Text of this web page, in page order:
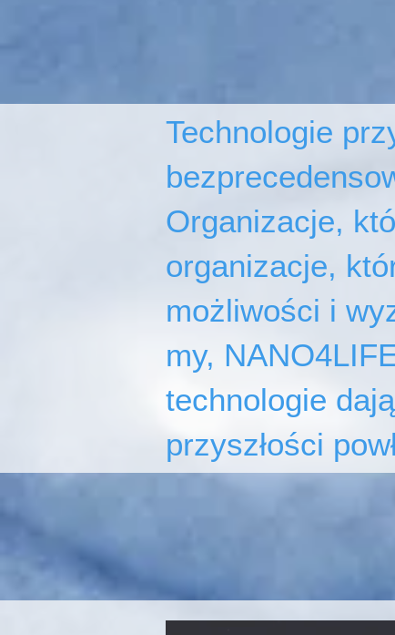
Technologie
Organizacje,
organizacje,
możliwości i
my,
technologie
przyszłości